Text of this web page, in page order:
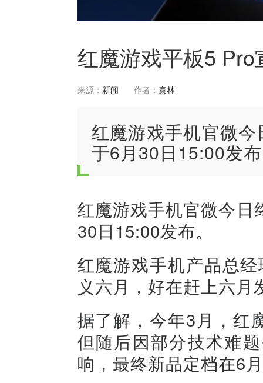
红魔游戏平板5
来源： 新闻 作者： 秦林
红魔游戏手机官微
于6月30日15:00发
红魔游戏手机官微今
30日15:00发布。
红魔游戏手机产品总
义六月，好在赶上六月
据了解，今年3月，红
但随后因部分技术难
响，最终新品定档在6